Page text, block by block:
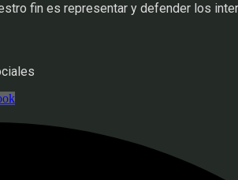
fin es representar y defender los